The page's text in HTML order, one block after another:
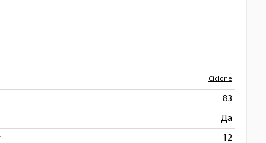
Ciclone
83
Да
12